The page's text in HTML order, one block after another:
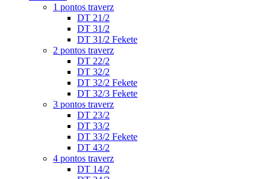
1 pontos traverz
DT 21/2
DT 31/2
DT 31/2 Fekete
2 pontos traverz
DT 22/2
DT 32/2
DT 32/2 Fekete
DT 32/3 Fekete
3 pontos traverz
DT 23/2
DT 33/2
DT 33/2 Fekete
DT 43/2
4 pontos traverz
DT 14/2